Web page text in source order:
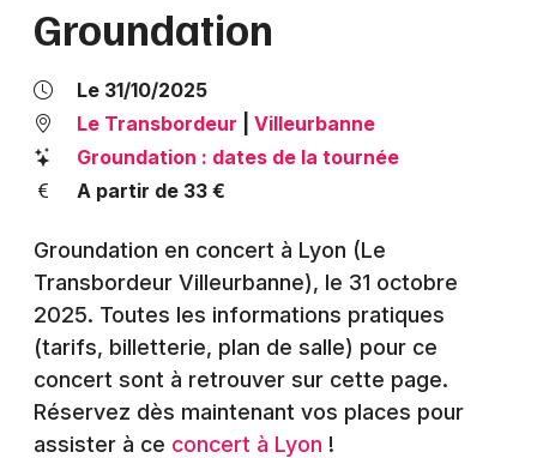
Grands événements
Activité & Expérience
Manifestations
Foires & salons
Spectacles
Concerts
Bordeaux
Lille
Lyon
Mulhouse
Montpellier
Nantes
Nice
Groundation
Le 31/10/2025
Le Transbordeur
Villeurbanne
Groundation : dates de la tournée
A partir de 33 €
Groundation en concert à Lyon (Le
Transbordeur Villeurbanne), le 31 octobre
2025. Toutes les informations pratiques
(tarifs, billetterie, plan de salle) pour ce
concert sont à retrouver sur cette page.
Réservez dès maintenant vos places pour
assister à ce concert à Lyon !
Près de moi
Changer de lieu
Quand ?
Aujourd'hui
Demain Ce week-end Autre